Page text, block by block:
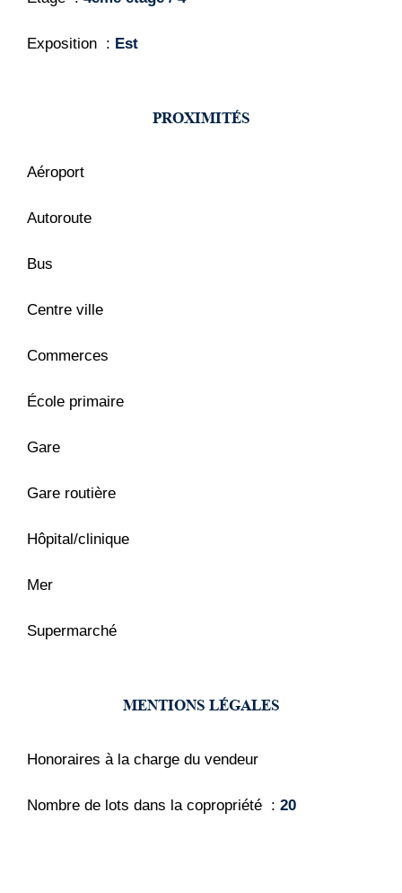
Exposition Est
PROXIMITÉS
Aéroport
Autoroute
Bus
Centre ville
Commerces
École primaire
Gare
Gare routière
Hôpital/clinique
Mer
Supermarché
MENTIONS LÉGALES
Honoraires à la charge du vendeur
Nombre de lots dans la copropriété 20